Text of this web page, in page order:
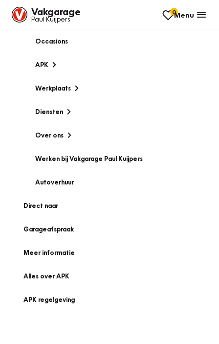
Vakgarage
Paul Kuijpers
0Menu
Occasions
APK
Werkplaats
Diensten
Over ons
Werken bij Vakgarage Paul Kuijpers
Autoverhuur
Direct naar
Garageafspraak
Meer informatie
Alles over APK
APK regelgeving